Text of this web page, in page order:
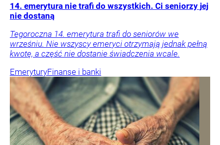
14. emerytura nie trafi do wszystkich. Ci seniorzy jej
nie dostaną
Tegoroczna 14. emerytura trafi do seniorów we
wrześniu. Nie wszyscy emeryci otrzymają jednak pełną
kwotę, a część nie dostanie świadczenia wcale.
EmeryturyFinanse i banki